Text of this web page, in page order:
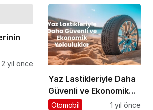
2 yıl önce
Yaz Lastikleriyle Daha
Güvenli ve Ekonomik
Yolculuklar
Otomobil 1 yıl önce